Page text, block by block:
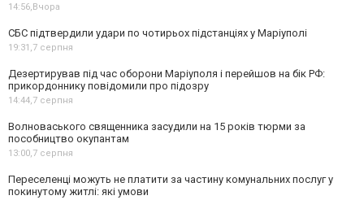
14:56,Вчора
СБС підтвердили удари по чотирьох підстанціях у Маріуполі
19:31,7 серпня
Дезертирував під час оборони Маріуполя і перейшов на бік РФ:
прикордоннику повідомили про підозру
14:44,7 серпня
Волноваського священника засудили на 15 років тюрми за
пособництво окупантам
13:00,7 серпня
Переселенці можуть не платити за частину комунальних послуг у
покинутому житлі: які умови